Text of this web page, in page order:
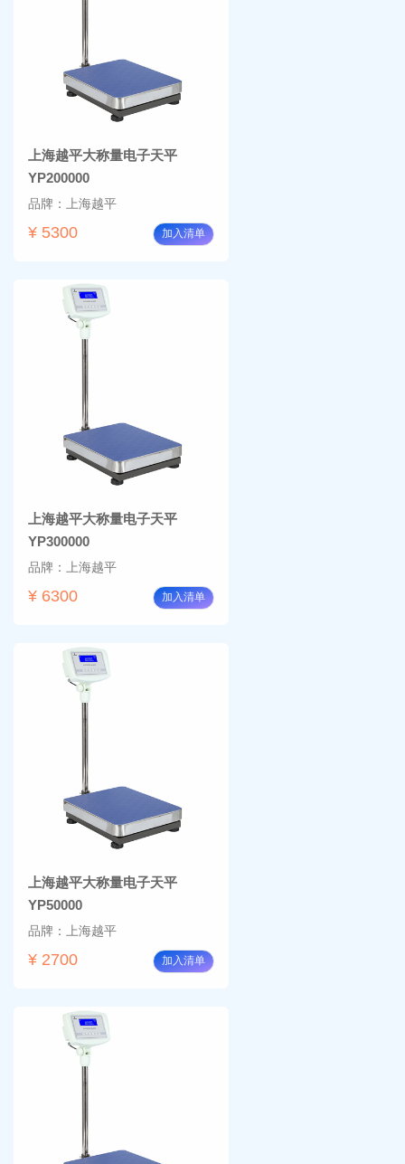
上海越平大称量电子天平
YP200000
品牌：上海越平
¥ 5300 加入清单
上海越平大称量电子天平
YP300000
品牌：上海越平
¥ 6300 加入清单
上海越平大称量电子天平
YP50000
品牌：上海越平
¥ 2700 加入清单